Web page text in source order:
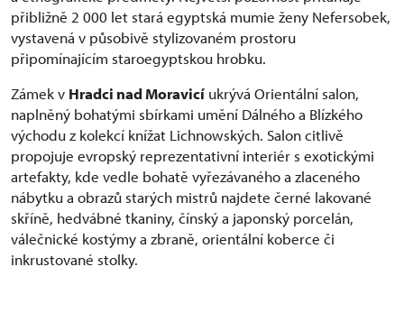
přibližně 2 000 let stará egyptská mumie ženy Nefersobek,
vystavená v působivě stylizovaném prostoru
připomínajícím staroegyptskou hrobku.
Zámek v Hradci nad Moravicí ukrývá Orientální salon,
naplněný bohatými sbírkami umění Dálného a Blízkého
východu z kolekcí knížat Lichnowských. Salon citlivě
propojuje evropský reprezentativní interiér s exotickými
artefakty, kde vedle bohatě vyřezávaného a zlaceného
nábytku a obrazů starých mistrů najdete černé lakované
skříně, hedvábné tkaniny, čínský a japonský porcelán,
válečnické kostýmy a zbraně, orientální koberce či
inkrustované stolky.